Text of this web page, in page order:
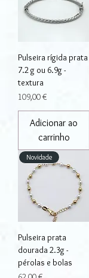
Pulseira rígida prata
7.2 g ou 6.9g -
textura
Preço
109,00 €
Adicionar ao
carrinho
Novidade
Pulseira prata
dourada 2.3g -
pérolas e bolas